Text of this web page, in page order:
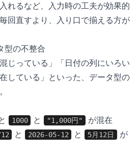
れるなど、入力時の工夫が効果的
回直すより、入り口で揃える方が
型の不整合
じっている」「日付の列にいろい
している」といった、データ型の
1000 と "1,000円" が混在
と 2026-05-12 と 5月12日 が